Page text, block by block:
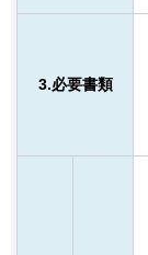
3.必要書類